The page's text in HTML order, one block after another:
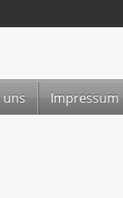
uns Impressum